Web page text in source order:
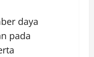
daya
pada